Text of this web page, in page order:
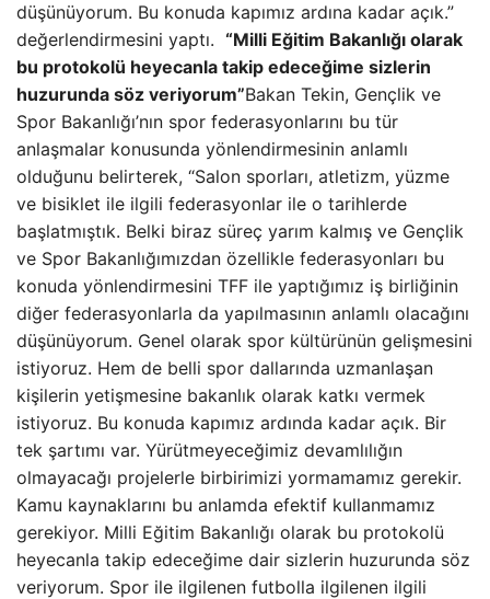
düşünüyorum. Bu konuda kapımız ardına kadar açık.”
değerlendirmesini yaptı. “Milli Eğitim Bakanlığı olarak
bu protokolü heyecanla takip edeceğime sizlerin
huzurunda söz veriyorum”Bakan Tekin, Gençlik ve
Spor Bakanlığı’nın spor federasyonlarını bu tür
anlaşmalar konusunda yönlendirmesinin anlamlı
olduğunu belirterek, “Salon sporları, atletizm, yüzme
ve bisiklet ile ilgili federasyonlar ile o tarihlerde
başlatmıştık. Belki biraz süreç yarım kalmış ve Gençlik
ve Spor Bakanlığımızdan özellikle federasyonları bu
konuda yönlendirmesini TFF ile yaptığımız iş birliğinin
diğer federasyonlarla da yapılmasının anlamlı olacağını
düşünüyorum. Genel olarak spor kültürünün gelişmesini
istiyoruz. Hem de belli spor dallarında uzmanlaşan
kişilerin yetişmesine bakanlık olarak katkı vermek
istiyoruz. Bu konuda kapımız ardında kadar açık. Bir
tek şartımı var. Yürütmeyeceğimiz devamlılığın
olmayacağı projelerle birbirimizi yormamamız gerekir.
Kamu kaynaklarını bu anlamda efektif kullanmamız
gerekiyor. Milli Eğitim Bakanlığı olarak bu protokolü
heyecanla takip edeceğime dair sizlerin huzurunda söz
veriyorum. Spor ile ilgilenen futbolla ilgilenen ilgili